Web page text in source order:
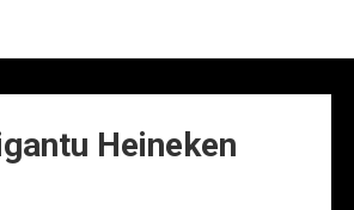
Heineken